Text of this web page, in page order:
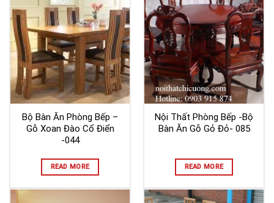
Bộ Bàn Ăn Phòng Bếp –
Gỗ Xoan Đào Cổ Điển
-044
READ MORE
Nội Thất Phòng Bếp -Bộ
Bàn Ăn Gỗ Gỏ Đỏ- 085
READ MORE